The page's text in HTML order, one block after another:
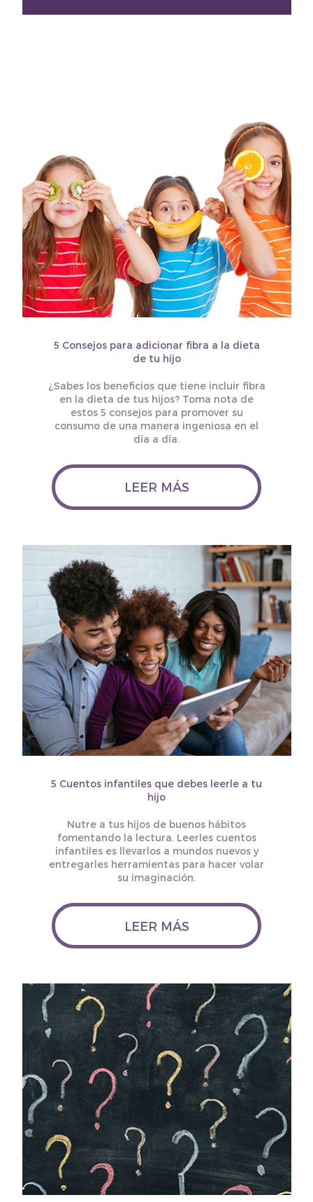
5 Consejos para adicionar fibra a la dieta
de tu hijo
¿Sabes los beneficios que tiene incluir fibra
en la dieta de tus hijos? Toma nota de
estos 5 consejos para promover su
consumo de una manera ingeniosa en el
día a día.
LEER MÁS
5 Cuentos infantiles que debes leerle a tu
hijo
Nutre a tus hijos de buenos hábitos
fomentando la lectura. Leerles cuentos
infantiles es llevarlos a mundos nuevos y
entregarles herramientas para hacer volar
su imaginación.
LEER MÁS